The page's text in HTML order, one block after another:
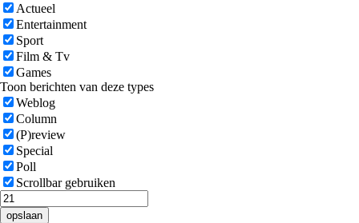
Actueel
Entertainment
Sport
Film & Tv
Games
Toon berichten van deze types
Weblog
Column
(P)review
Special
Poll
Scrollbar gebruiken
opslaan